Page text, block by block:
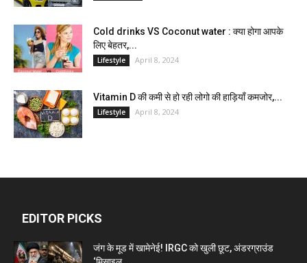
Cold drinks VS Coconut water : क्या होगा आपके
लिए बेहतर,...
Lifestyle April 8, 2024
Vitamin D की कमी से हो रही लोगो की हाड़ियाँ कमजोर,...
Lifestyle April 8, 2024
EDITOR PICKS
जंग के मूड में खामेनेई! IRGC को खुली छूट, अंडरग्राउंड